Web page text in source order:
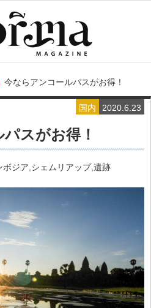
今ならアンコールパスがお得！
2020.6.23
国内
スがお得！
ボジア シェムリアップ,遺跡